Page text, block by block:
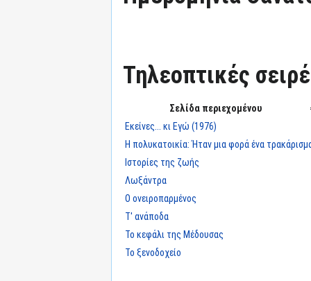
Τηλεοπτικές
Σελίδα περιεχομένου
Εκείνες... κι Εγώ (1976)
Η πολυκατοικία: Ήταν μια φορά ένα
Ιστορίες της ζωής
Λωξάντρα
Ο ονειροπαρμένος
Τ' ανάποδα
Το κεφάλι της Μέδουσας
Το ξενοδοχείο